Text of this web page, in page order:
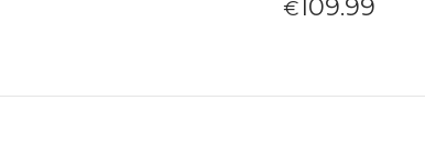
€109.99